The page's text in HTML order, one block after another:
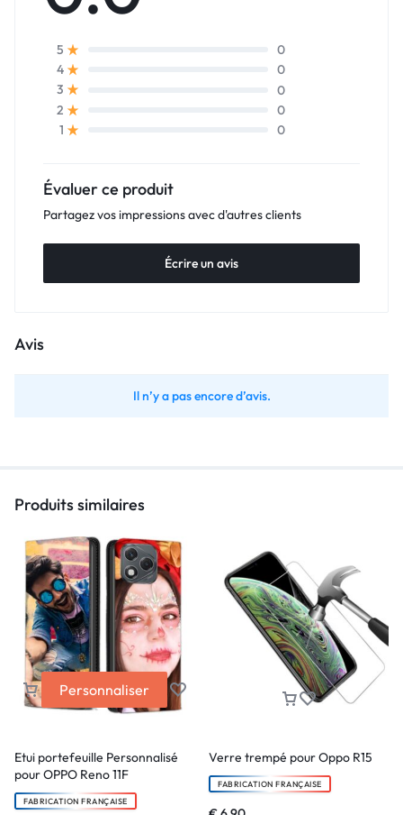
5
0
4
0
3
0
2
0
1
0
Évaluer ce produit
Partagez vos impressions avec d'autres clients
Écrire un avis
Avis
Il n’y a pas encore d’avis.
Produits similaires
Personnaliser
Etui portefeuille Personnalisé
pour OPPO Reno 11F
FABRICATION FRANÇAISE
Verre trempé pour Oppo R15
FABRICATION FRANÇAISE